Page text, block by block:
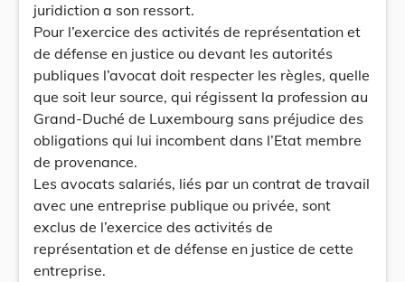
juridiction a son ressort.
Pour l’exercice des activités de représentation et
de défense en justice ou devant les autorités
publiques l’avocat doit respecter les règles, quelle
que soit leur source, qui régissent la profession au
Grand-Duché de Luxembourg sans préjudice des
obligations qui lui incombent dans l’Etat membre
de provenance.
Les avocats salariés, liés par un contrat de travail
avec une entreprise publique ou privée, sont
exclus de l’exercice des activités de
représentation et de défense en justice de cette
entreprise.